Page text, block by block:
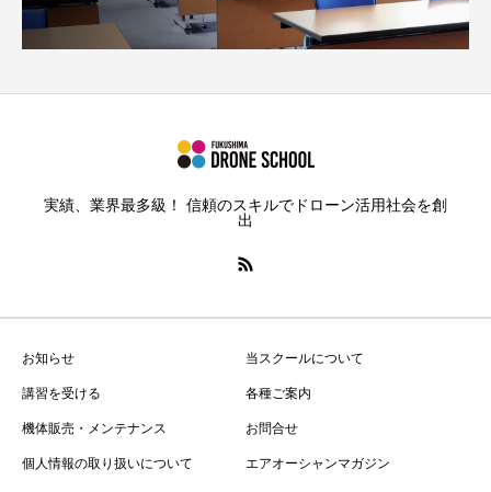
実績、業界最多級！ 信頼のスキルでドローン活用社会を創
出
お知らせ
当スクールについて
講習を受ける
各種ご案内
機体販売・メンテナンス
お問合せ
個人情報の取り扱いについて
エアオーシャンマガジン